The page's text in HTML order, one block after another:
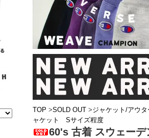
TOP >SOLD OUT >ジャケット/アウタ
ャケット Sサイズ程度
60's 古着 スウェー